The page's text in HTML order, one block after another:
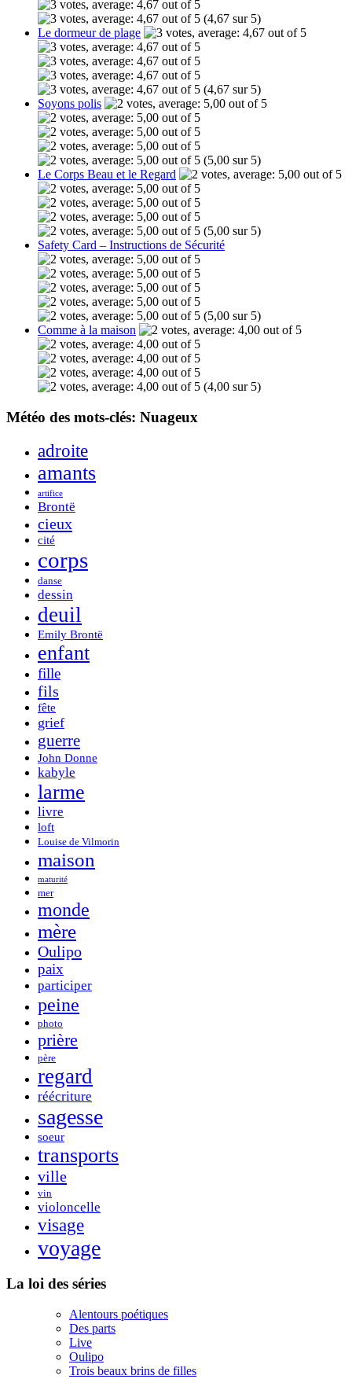
(4,67 sur 5)
Le dormeur de plage
(4,67 sur 5)
Soyons polis
(5,00 sur 5)
Le Corps Beau et le Regard
(5,00 sur 5)
Safety Card – Instructions de Sécurité
(5,00 sur 5)
Comme à la maison
(4,00 sur 5)
Météo des mots-clés: Nuageux
adroite
amants
artifice
Brontë
cieux
cité
corps
danse
dessin
deuil
Emily Brontë
enfant
fille
fils
fête
grief
guerre
John Donne
kabyle
larme
livre
loft
Louise de Vilmorin
maison
maturité
mer
monde
mère
Oulipo
paix
participer
peine
photo
prière
père
regard
réécriture
sagesse
soeur
transports
ville
vin
violoncelle
visage
voyage
La loi des séries
Alentours poétiques
Des parts
Live
Oulipo
Trois beaux brins de filles